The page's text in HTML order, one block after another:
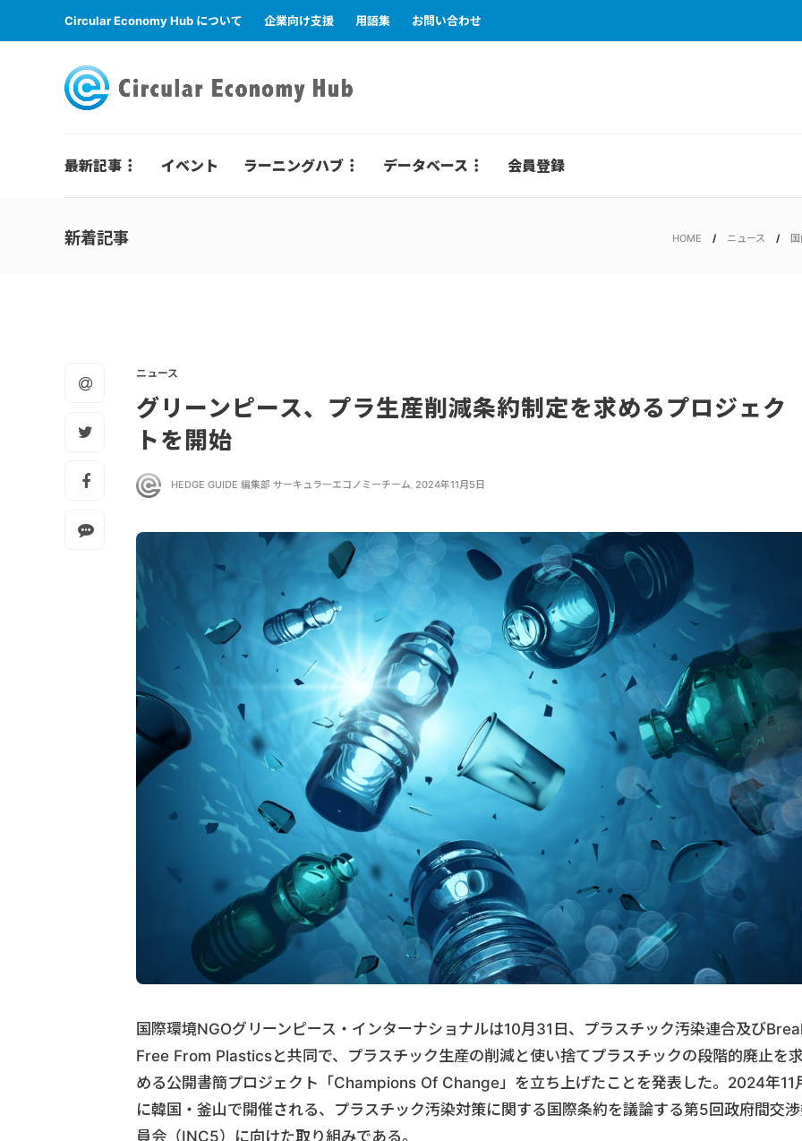
Circular Economy Hub について 企業向け支援 用語集 お問い合わせ
最新記事 イベント ラーニングハブ データベース 会員登録
新着記事 HOME ニュース
ニュース
グリーンピース、プラ生産削減条約制定を求めるプロジェク
トを開始
HEDGE GUIDE 編集部 サーキュラーエコノミーチーム, 2024年11月5日
国際環境NGOグリーンピース・インターナショナルは10月31日、プラスチック汚染連合及び
Free From Plasticsと共同で、プラスチック生産の削減と使い捨てプラスチックの段階的廃止を求
める公開書簡プロジェクト「Champions Of Change」を立ち上げたことを発表した。2024年11
に韓国・釜山で開催される、プラスチック汚染対策に関する国際条約を議論する第5回政府間交
員会（INC5）に向けた取り組みである。